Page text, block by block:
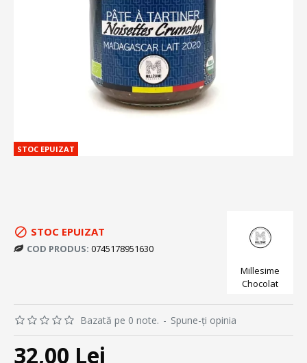
STOC EPUIZAT
STOC EPUIZAT
COD PRODUS: 0745178951630
Millesime
Chocolat
Bazată pe 0 note. - Spune-ţi opinia
32,00 Lei